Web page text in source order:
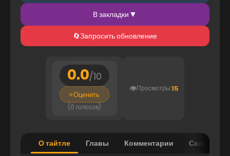
В закладки ▼
🔄Запросить обновление
0.0/10
⭐Оценить
(0 голосов)
👁️Просмотры:15
О тайтле Главы Комментарии Связанные